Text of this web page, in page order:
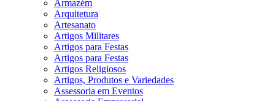
Armazém
Arquitetura
Artesanato
Artigos Militares
Artigos para Festas
Artigos para Festas
Artigos Religiosos
Artigos, Produtos e Variedades
Assessoria em Eventos